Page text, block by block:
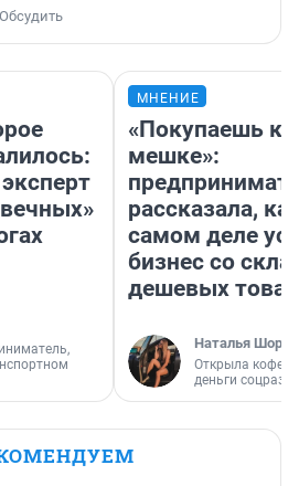
Обсудить
МНЕНИЕ
«Покупаешь
мешке»:
рассказала,
самом деле
бизнес со
дешевых
Наталья
Открыла
деньги